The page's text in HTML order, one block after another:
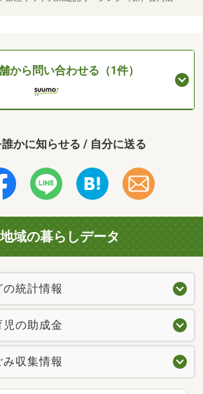
から問い合わせる（1件）
かに知らせる / 自分に送る
域の暮らしデータ
統計情報
の助成金
収集情報